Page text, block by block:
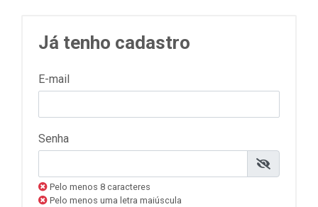
Já tenho cadastro
E-mail
Senha
Pelo menos 8 caracteres
Pelo menos uma letra maiúscula